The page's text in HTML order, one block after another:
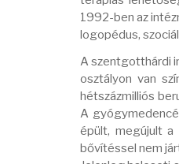
1992-ben az
logopédus,
A szentgotthárdi
osztályon van
hétszázmilliós
A
épült, megújult
bővítéssel nem